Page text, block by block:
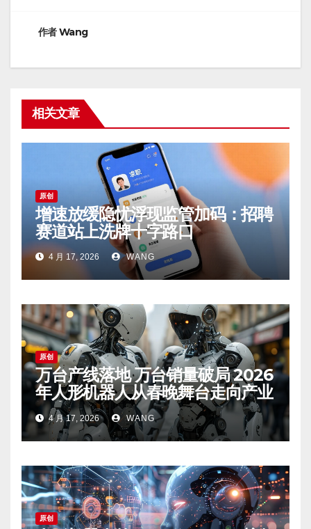
作者Wang
相关文章
原创
增速放缓隐忧浮现监管加码：招聘
赛道站上洗牌十字路口
4 月 17, 2026 WANG
原创
万台产线落地 万台销量破局 2026
年人形机器人从春晚舞台走向产业
深水区
4 月 17, 2026 WANG
原创